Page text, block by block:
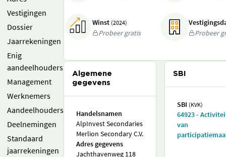
Vestigingen
Dossier
Jaarrekeningen
Enig
aandeelhouders
Management
Werknemers
Aandeelhouders
Deelnemingen
Standaard
jaarrekeningen
Winst (2024)
Probeer gratis
Probeer
Algemene
gegevens
Handelsnamen
AlpInvest Secondaries
Merlion Secondary C.V.
Adres gegevens
Jachthavenweg 118
SBI
SBI (KVK)
64923 -
van